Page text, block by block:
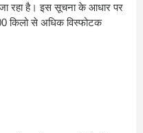
रहा है। इस सूचना के आधार पर
किलो से अधिक विस्फोटक